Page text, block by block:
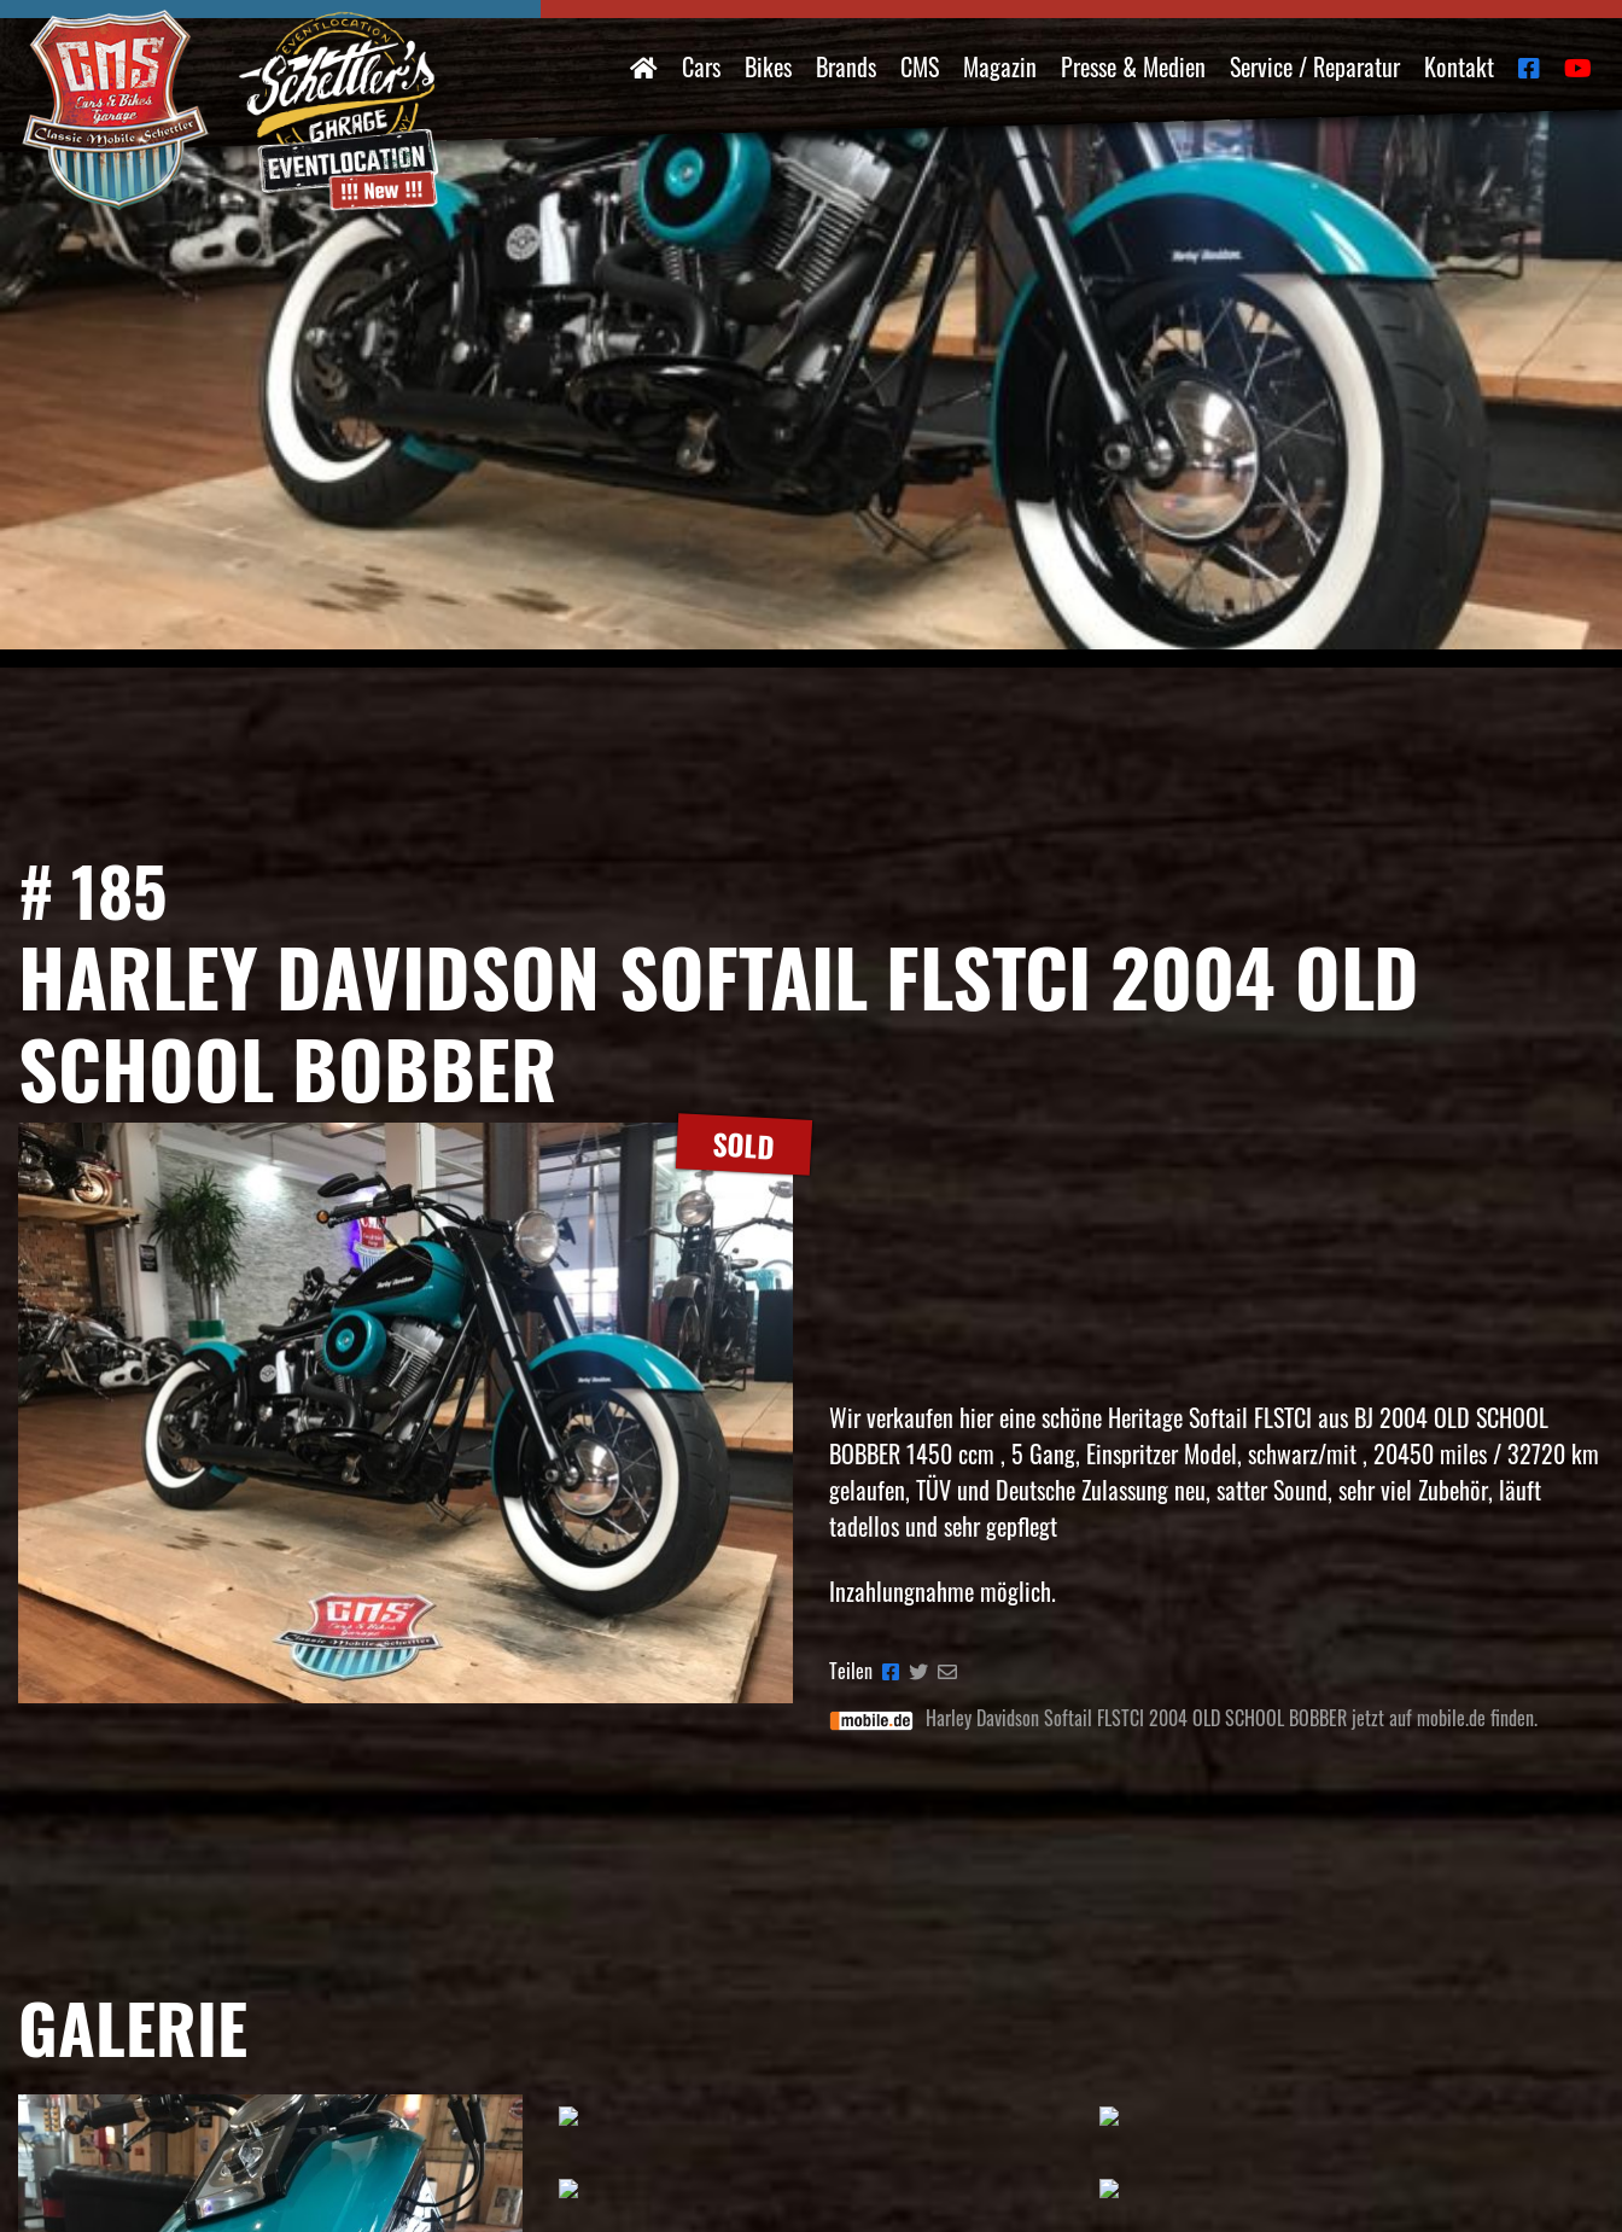
# 185
HARLEY DAVIDSON SOFTAIL FLSTCI 2004 OLD
SCHOOL BOBBER
SOLD
Wir verkaufen hier eine schöne Heritage Softail FLSTCI aus BJ 2004 OLD SCHOOL
BOBBER 1450 ccm , 5 Gang, Einspritzer Model, schwarz/mit , 20450 miles / 32720 km
gelaufen, TÜV und Deutsche Zulassung neu, satter Sound, sehr viel Zubehör, läuft
tadellos und sehr gepflegt
Inzahlungnahme möglich.
Teilen
Harley Davidson Softail FLSTCI 2004 OLD SCHOOL BOBBER jetzt auf mobile.de finden.
GALERIE
Cars Bikes Brands CMS Magazin Presse & Medien Service / Reparatur Kontakt